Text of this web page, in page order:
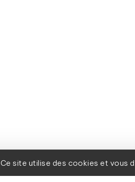
Ce site utilise des cookies et vous